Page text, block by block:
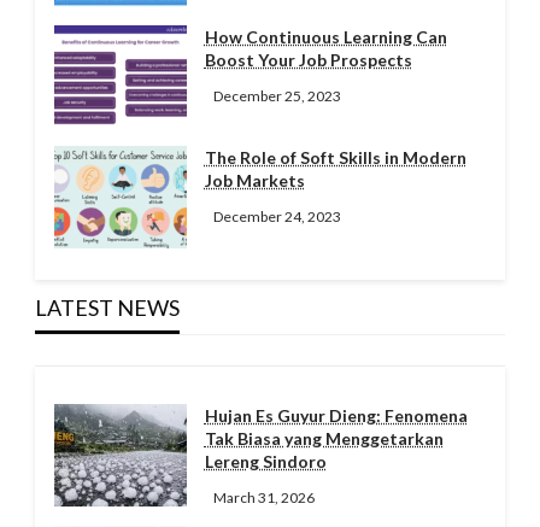
How Continuous Learning Can
Boost Your Job Prospects
December 25, 2023
The Role of Soft Skills in Modern
Job Markets
December 24, 2023
LATEST NEWS
Hujan Es Guyur Dieng: Fenomena
Tak Biasa yang Menggetarkan
Lereng Sindoro
March 31, 2026